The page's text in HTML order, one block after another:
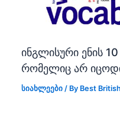
ინგლისური ენის
რომელიც არ
სიახლეები / By Best